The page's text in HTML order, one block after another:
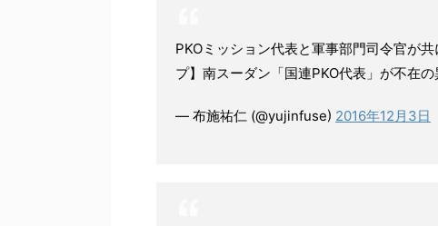
PKOミッション代表と軍事部門司令官が
プ】南スーダン「国連PKO代表」が不在の
— 布施祐仁 (@yujinfuse) 2016年12月3日